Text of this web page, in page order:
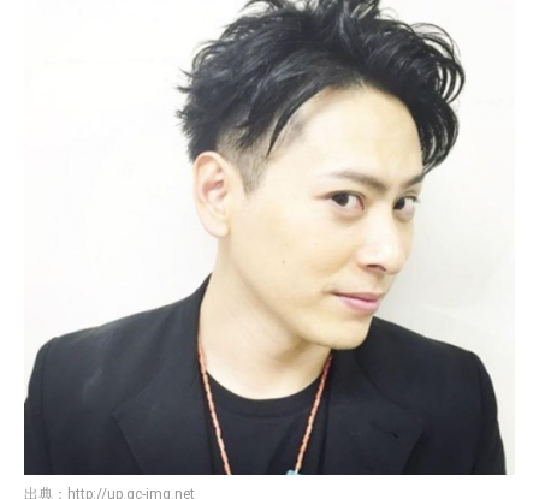
出典： http://up.gc-img.net